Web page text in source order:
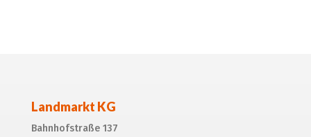
Landmarkt KG
Bahnhofstraße 137